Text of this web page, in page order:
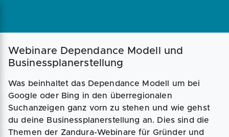
Magazin Businessplan Fördermittel
Webinare Dependance Modell und
Businessplanerstellung
Was beinhaltet das Dependance Modell um bei
Google oder Bing in den überregionalen
Suchanzeigen ganz vorn zu stehen und wie gehst
du deine Businessplanerstellung an. Dies sind die
Themen der Zandura-Webinare für Gründer und